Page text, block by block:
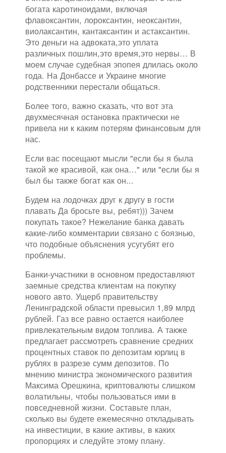
богата каротиноидами, включая
флавоксантин, лороксантин, неоксантин,
виолаксантин, кантаксантин и астаксантин.
Это деньги на адвоката,это уплата
различных пошлин,это время,это нервы… В
моем случае судебная эпопея длилась около
года. На Донбассе и Украине многие
родственники перестали общаться.
Более того, важно сказать, что вот эта
двухмесячная остановка практически не
привела ни к каким потерям финансовым для
нас.
Если вас посещают мысли "если бы я была
такой же красивой, как она…" или "если бы я
был бы также богат как он...
Будем на лодочках друг к другу в гости
плавать Да бросьте вы, ребят))) Зачем
покупать такое? Нежелание банка давать
какие-либо комментарии связано с боязнью,
что подобные объяснения усугубят его
проблемы.
Банки-участники в основном предоставляют
заемные средства клиентам на покупку
нового авто. Ущерб правительству
Ленинградской области превысил 1,89 млрд
рублей. Газ все равно остается наиболее
привлекательным видом топлива. А также
предлагает рассмотреть сравнение средних
процентных ставок по депозитам юрлиц в
рублях в разрезе сумм депозитов. По
мнению министра экономического развития
Максима Орешкина, криптовалюты слишком
волатильны, чтобы пользоваться ими в
повседневной жизни. Составьте план,
сколько вы будете ежемесячно откладывать
на инвестиции, в какие активы, в каких
пропорциях и следуйте этому плану.